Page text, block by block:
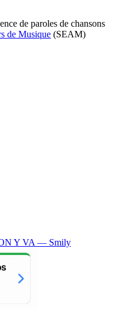
de paroles de chansons
de Musique (SEAM)
Y VA — Smily